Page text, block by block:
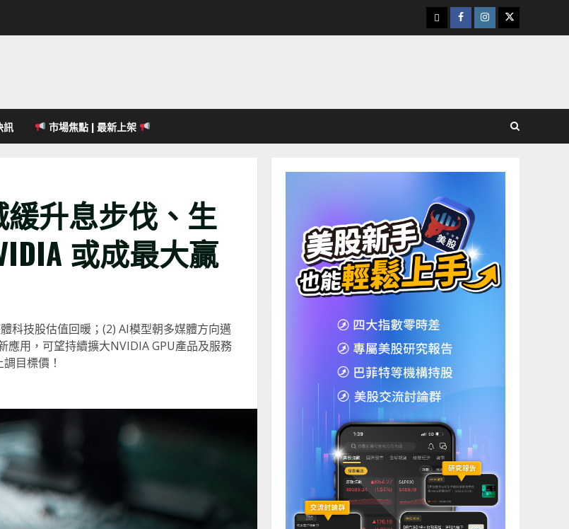
下
載
Facebook
Instagram
Twitter
訊 市場焦點 | 最新上架
緩升息步伐、生
或成最大贏
科技股估值回暖；(2) AI模型朝多媒體方向邁
應用，可望持續擴大NVIDIA GPU產品及服務
目標價！